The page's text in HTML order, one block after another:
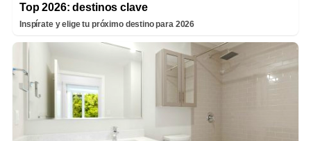
Top 2026: destinos clave
Inspírate y elige tu próximo destino para 2026